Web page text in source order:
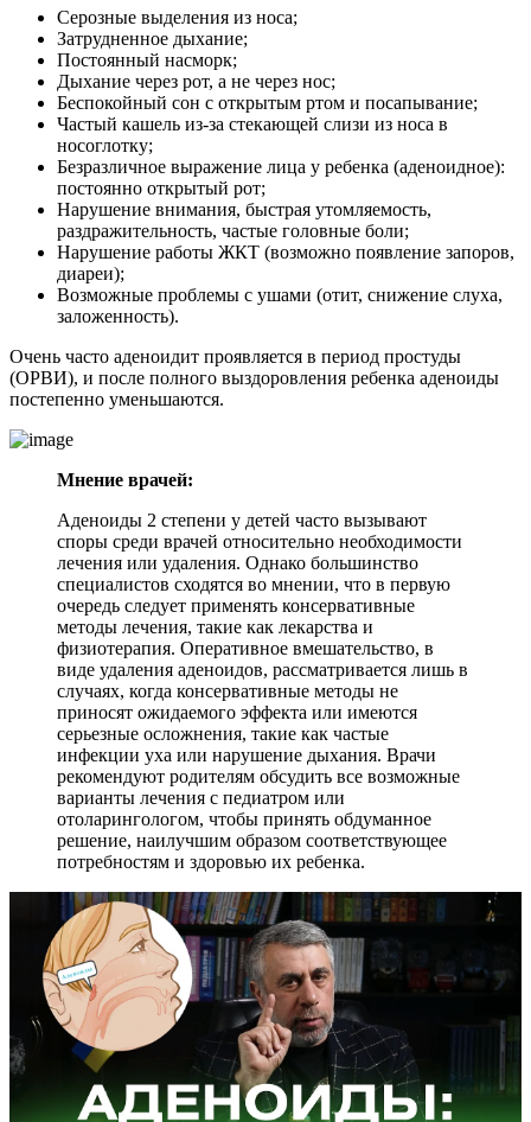
Серозные выделения из носа;
Затрудненное дыхание;
Постоянный насморк;
Дыхание через рот, а не через нос;
Беспокойный сон с открытым ртом и посапывание;
Частый кашель из-за стекающей слизи из носа в
носоглотку;
Безразличное выражение лица у ребенка (аденоидное):
постоянно открытый рот;
Нарушение внимания, быстрая утомляемость,
раздражительность, частые головные боли;
Нарушение работы ЖКТ (возможно появление запоров,
диареи);
Возможные проблемы с ушами (отит, снижение слуха,
заложенность).
Очень часто аденоидит проявляется в период простуды
(ОРВИ), и после полного выздоровления ребенка аденоиды
постепенно уменьшаются.
Мнение врачей:
Аденоиды 2 степени у детей часто вызывают
споры среди врачей относительно необходимости
лечения или удаления. Однако большинство
специалистов сходятся во мнении, что в первую
очередь следует применять консервативные
методы лечения, такие как лекарства и
физиотерапия. Оперативное вмешательство, в
виде удаления аденоидов, рассматривается лишь в
случаях, когда консервативные методы не
приносят ожидаемого эффекта или имеются
серьезные осложнения, такие как частые
инфекции уха или нарушение дыхания. Врачи
рекомендуют родителям обсудить все возможные
варианты лечения с педиатром или
отоларингологом, чтобы принять обдуманное
решение, наилучшим образом соответствующее
потребностям и здоровью их ребенка.